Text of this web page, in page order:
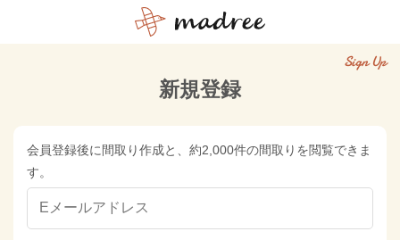
Sign Up
新規登録
会員登録後に間取り作成と、約2,000件の間取りを閲覧できま
す。